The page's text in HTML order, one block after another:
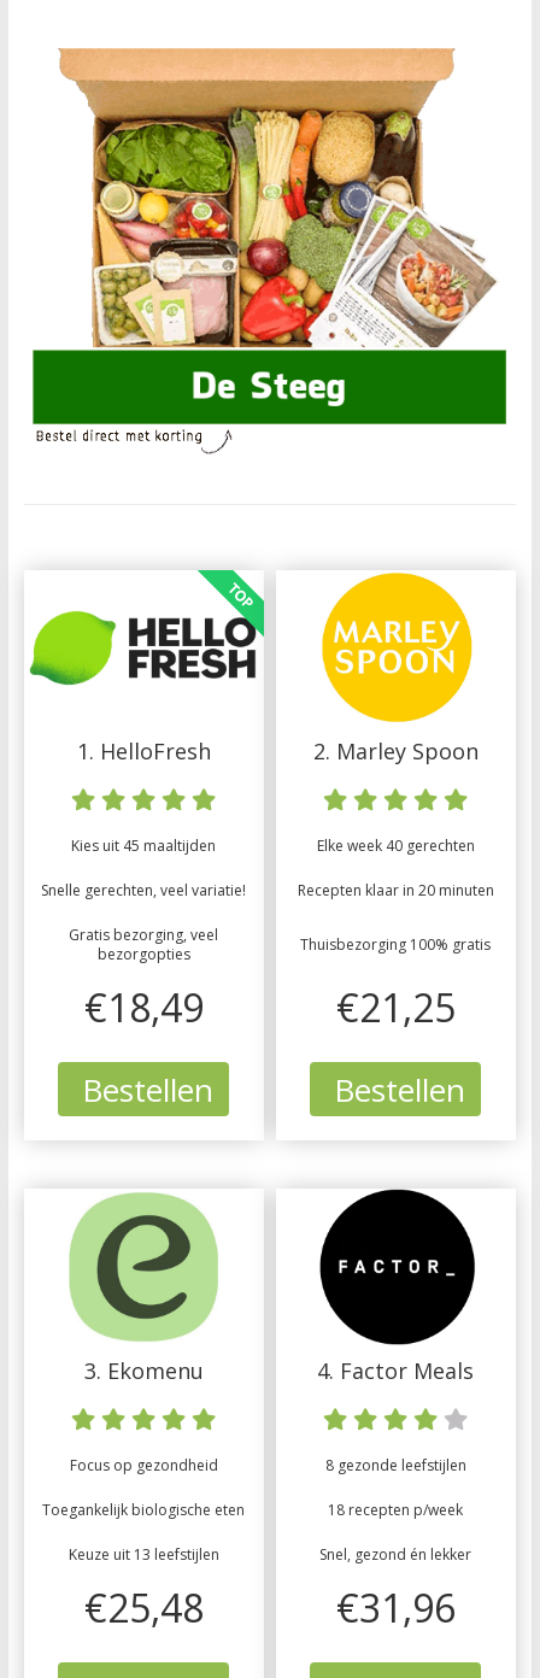
1. HelloFresh
Kies uit 45 maaltijden
Snelle gerechten, veel variatie!
Gratis bezorging, veel
bezorgopties
€18,49
Bestellen
2. Marley Spoon
Elke week 40 gerechten
Recepten klaar in 20 minuten
Thuisbezorging 100% gratis
€21,25
Bestellen
3. Ekomenu
Focus op gezondheid
Toegankelijk biologische eten
Keuze uit 13 leefstijlen
€25,48
4. Factor Meals
8 gezonde leefstijlen
18 recepten p/week
Snel, gezond én lekker
€31,96